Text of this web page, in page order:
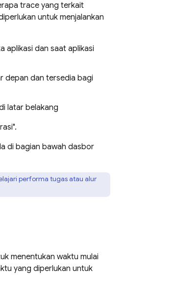
trace yang terkait
untuk menjalankan
aplikasi dan saat aplikasi
depan dan tersedia bagi
latar belakang
di bagian bawah dasbor
performa tugas atau alur
menentukan waktu mulai
yang diperlukan untuk